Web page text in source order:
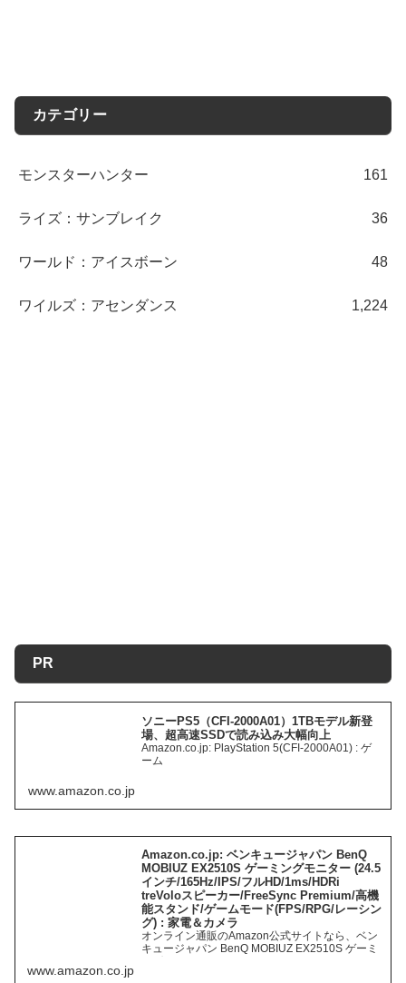
カテゴリー
モンスターハンター 161
ライズ：サンブレイク 36
ワールド：アイスボーン 48
ワイルズ：アセンダンス 1,224
PR
ソニーPS5（CFI-2000A01）1TBモデル新登
場、超高速SSDで読み込み大幅向上
Amazon.co.jp: PlayStation 5(CFI-2000A01) : ゲ
ーム
www.amazon.co.jp
Amazon.co.jp: ベンキュージャパン BenQ
MOBIUZ EX2510S ゲーミングモニター (24.5
インチ/165Hz/IPS/フルHD/1ms/HDRi
treVoloスピーカー/FreeSync Premium/高機
能スタンド/ゲームモード(FPS/RPG/レーシン
グ) : 家電＆カメラ
オンライン通販のAmazon公式サイトなら、ベン
キュージャパン BenQ MOBIUZ EX2510S ゲーミ
www.amazon.co.jp